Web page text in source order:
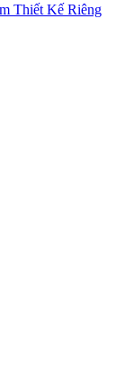
Thiết Kế Riêng